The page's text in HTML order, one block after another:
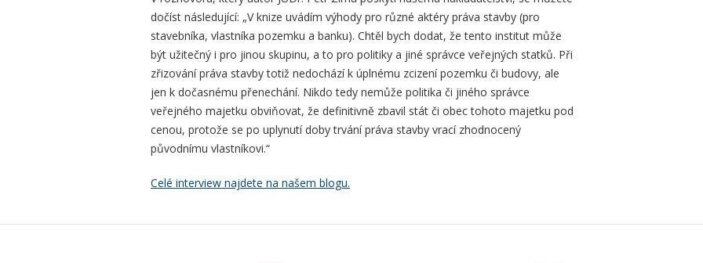
dočíst následující: „V knize uvádím výhody pro různé aktéry práva stavby (pro
stavebníka, vlastníka pozemku a banku). Chtěl bych dodat, že tento institut může
být užitečný i pro jinou skupinu, a to pro politiky a jiné správce veřejných statků. Při
zřizování práva stavby totiž nedochází k úplnému zcizení pozemku či budovy, ale
jen k dočasnému přenechání. Nikdo tedy nemůže politika či jiného správce
veřejného majetku obviňovat, že definitivně zbavil stát či obec tohoto majetku pod
cenou, protože se po uplynutí doby trvání práva stavby vrací zhodnocený
původnímu vlastníkovi.“
Celé interview najdete na našem blogu.